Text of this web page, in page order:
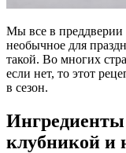
Мы все в преддверии
необычное для
такой. Во многих
если нет, то этот
в сезон.
Ингредиенты
клубникой и